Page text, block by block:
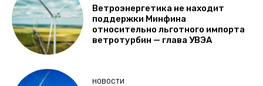
Ветроэнергетика не находит
поддержки Минфина
относительно льготного импорта
ветротурбин — глава УВЭА
НОВОСТИ